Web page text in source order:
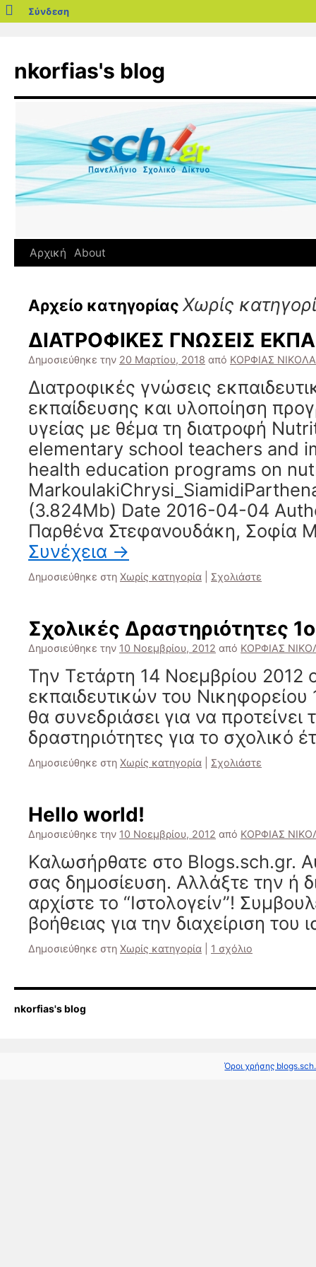
blogs.sch.gr
Σύνδεση
περιεχόμενο
nkorfias's blog
Αρχική About
Αρχείο κατηγορίας Χωρίς
ΔΙΑΤΡΟΦΙΚΕΣ ΓΝΩΣΕΙΣ
Δημοσιεύθηκε την 20 Μαρτίου, 2018 από ΚΟΡΦΙΑΣ
Διατροφικές γνώσεις
εκπαίδευσης και υλοποίηση
υγείας με θέμα τη διατροφή
elementary school teachers and
health education programs on
(3.824Mb) Date 2016-04-04
Παρθένα Στεφανουδάκη, Σοφία
Συνέχεια →
Δημοσιεύθηκε στη Χωρίς κατηγορία Σχολιάστε
Σχολικές Δραστηριότητες
Δημοσιεύθηκε την 10 Νοεμβρίου, 2012 από ΚΟΡΦΙΑΣ
Την Τετάρτη 14 Νοεμβρίου 2012
εκπαιδευτικών του
θα συνεδριάσει για να προτείνει
δραστηριότητες για το σχολικό
Δημοσιεύθηκε στη Χωρίς κατηγορία Σχολιάστε
Hello world!
Δημοσιεύθηκε την 10 Νοεμβρίου, 2012 από ΚΟΡΦΙΑΣ
Καλωσήρθατε στο Blogs.sch.gr.
σας δημοσίευση. Αλλάξτε την ή
αρχίστε το “Ιστολογείν”!
βοήθειας για την διαχείριση του
Δημοσιεύθηκε στη Χωρίς κατηγορία 1 σχόλιο
nkorfias's blog
Όροι χρήσης